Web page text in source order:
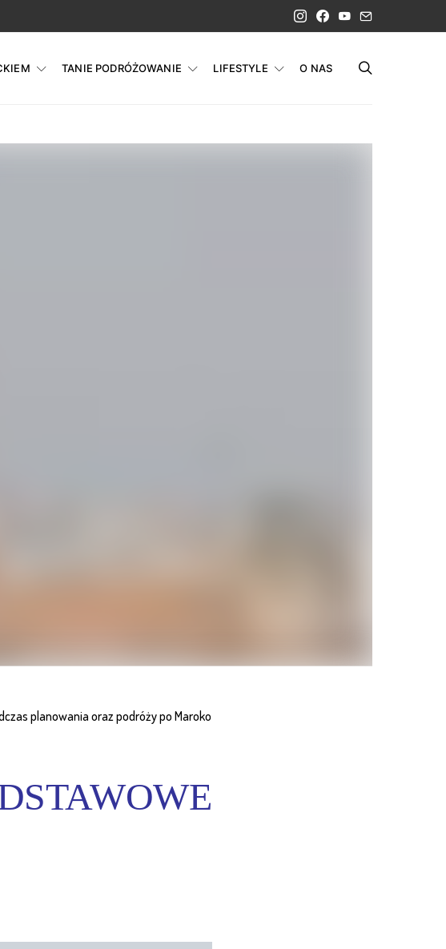
TANIE PODRÓŻOWANIE LIFESTYLE O NAS
planowania oraz podróży po Maroko